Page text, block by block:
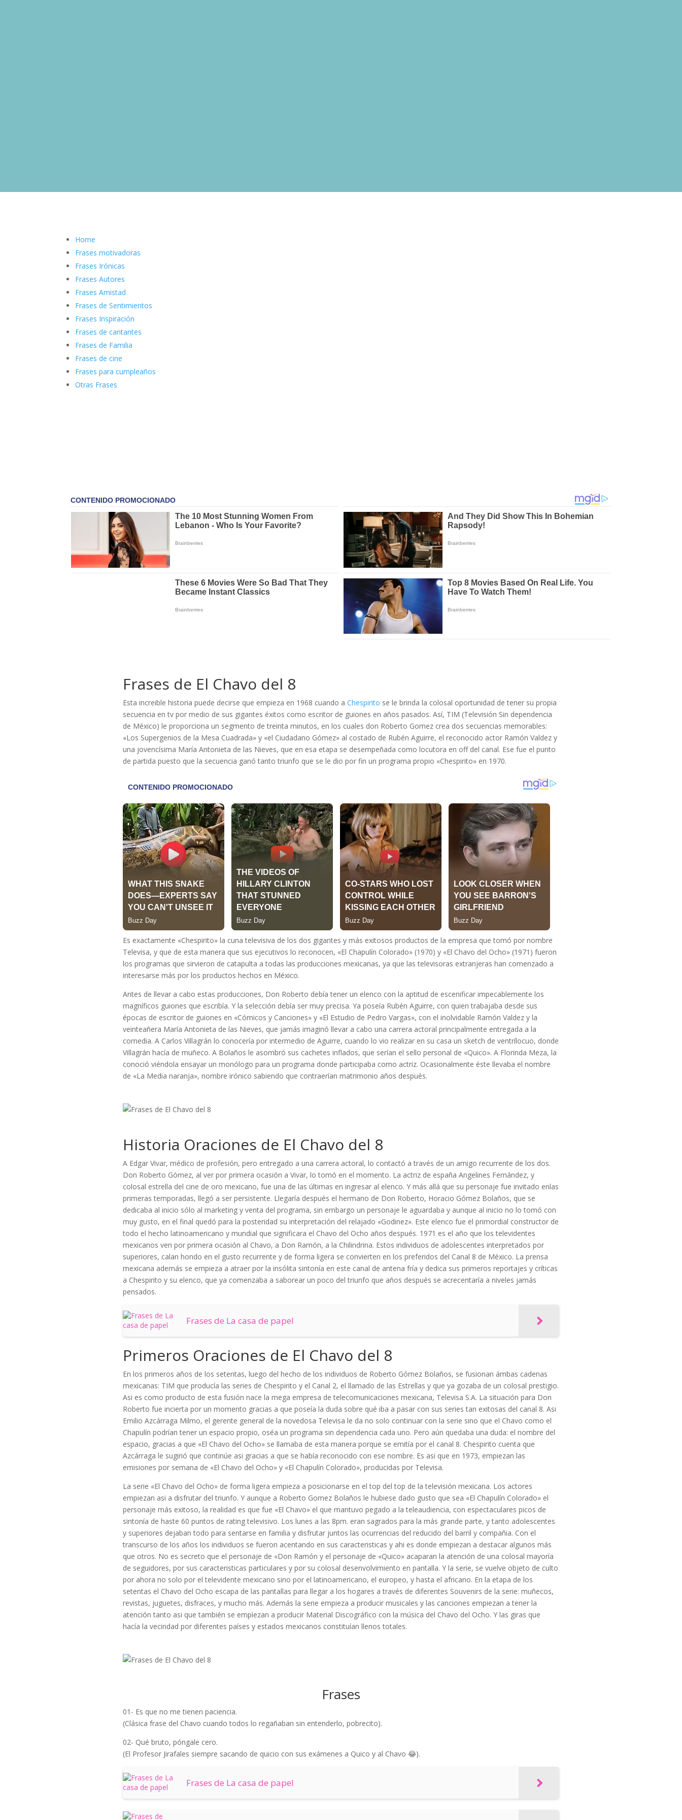
Home
Frases motivadoras
Frases Irónicas
Frases Autores
Frases Amistad
Frases de Sentimientos
Frases Inspiración
Frases de cantantes
Frases de Familia
Frases de cine
Frases para cumpleaños
Otras Frases
Frases de El Chavo del 8
Esta increible historia puede decirse que empieza en 1968 cuando a Chespirito se le brinda la colosal oportunidad de tener su propia
secuencia en tv por medio de sus gigantes éxitos como escritor de guiones en años pasados. Así, TIM (Televisión Sin dependencia
de México) le proporciona un segmento de treinta minutos, en los cuales don Roberto Gomez crea dos secuencias memorables:
«Los Supergenios de la Mesa Cuadrada» y «el Ciudadano Gómez» al costado de Rubén Aguirre, el reconocido actor Ramón Valdez y
una jovencísima María Antonieta de las Nieves, que en esa etapa se desempeñada como locutora en off del canal. Ese fue el punto
de partida puesto que la secuencia ganó tanto triunfo que se le dio por fin un programa propio «Chespirito» en 1970.
Es exactamente «Chespirito» la cuna televisiva de los dos gigantes y más exitosos productos de la empresa que tomó por nombre
Televisa, y que de esta manera que sus ejecutivos lo reconocen, «El Chapulín Colorado» (1970) y «El Chavo del Ocho» (1971) fueron
los programas que sirvieron de catapulta a todas las producciones mexicanas, ya que las televisoras extranjeras han comenzado a
interesarse más por los productos hechos en México.
Antes de llevar a cabo estas producciones, Don Roberto debía tener un elenco con la aptitud de escenificar impecablemente los
magníficos guiones que escribía. Y la selección debía ser muy precisa. Ya poseía Rubén Aguirre, con quien trabajaba desde sus
épocas de escritor de guiones en «Cómicos y Canciones» y «El Estudio de Pedro Vargas», con el inolvidable Ramón Valdez y la
veinteañera María Antonieta de las Nieves, que jamás imaginó llevar a cabo una carrera actoral principalmente entregada a la
comedia. A Carlos Villagrán lo conocería por intermedio de Aguirre, cuando lo vio realizar en su casa un sketch de ventrílocuo, donde
Villagrán hacía de muñeco. A Bolaños le asombró sus cachetes inflados, que serían el sello personal de «Quico». A Florinda Meza, la
conoció viéndola ensayar un monólogo para un programa donde participaba como actriz. Ocasionalmente éste llevaba el nombre
de «La Media naranja», nombre irónico sabiendo que contraerían matrimonio años después.
Historia Oraciones de El Chavo del 8
A Edgar Vivar, médico de profesión, pero entregado a una carrera actoral, lo contactó a través de un amigo recurrente de los dos.
Don Roberto Gómez, al ver por primera ocasión a Vivar, lo tomó en el momento. La actriz de españa Angelines Fernández, y
colosal estrella del cine de oro mexicano, fue una de las últimas en ingresar al elenco. Y más allá que su personaje fue invitado enlas
primeras temporadas, llegó a ser persistente. Llegaría después el hermano de Don Roberto, Horacio Gómez Bolaños, que se
dedicaba al inicio sólo al marketing y venta del programa, sin embargo un personaje le aguardaba y aunque al inicio no lo tomó con
muy gusto, en el final quedó para la posteridad su interpretación del relajado «Godinez». Este elenco fue el primordial constructor de
todo el hecho latinoamericano y mundial que significara el Chavo del Ocho años después. 1971 es el año que los televidentes
mexicanos ven por primera ocasión al Chavo, a Don Ramón, a la Chilindrina. Estos individuos de adolescentes interpretados por
superiores, calan hondo en el gusto recurrente y de forma ligera se convierten en los preferidos del Canal 8 de México. La prensa
mexicana además se empieza a atraer por la insólita sintonía en este canal de antena fría y dedica sus primeros reportajes y críticas
a Chespirito y su elenco, que ya comenzaba a saborear un poco del triunfo que años después se acrecentaría a niveles jamás
pensados.
Frases de La casa de papel
Primeros Oraciones de El Chavo del 8
En los primeros años de los setentas, luego del hecho de los individuos de Roberto Gómez Bolaños, se fusionan ámbas cadenas
mexicanas: TIM que producía las series de Chespirito y el Canal 2, el llamado de las Estrellas y que ya gozaba de un colosal prestigio.
Asi es como producto de esta fusión nace la mega empresa de telecomunicaciones mexicana, Televisa S.A. La situación para Don
Roberto fue incierta por un momento gracias a que poseía la duda sobre qué iba a pasar con sus series tan exitosas del canal 8. Asi
Emilio Azcárraga Milmo, el gerente general de la novedosa Televisa le da no solo continuar con la serie sino que el Chavo como el
Chapulín podrían tener un espacio propio, oséa un programa sin dependencia cada uno. Pero aún quedaba una duda: el nombre del
espacio, gracias a que «El Chavo del Ocho» se llamaba de esta manera porque se emitía por el canal 8. Chespirito cuenta que
Azcárraga le sugirió que continúe asi gracias a que se había reconocido con ese nombre. Es asi que en 1973, empiezan las
emisiones por semana de «El Chavo del Ocho» y «El Chapulín Colorado», producidas por Televisa.
La serie «El Chavo del Ocho» de forma ligera empieza a posicionarse en el top del top de la televisión mexicana. Los actores
empiezan asi a disfrutar del triunfo. Y aunque a Roberto Gomez Bolaños le hubiese dado gusto que sea «El Chapulín Colorado» el
personaje más exitoso, la realidad es que fue «El Chavo» el que mantuvo pegado a la teleaudiencia, con espectaculares picos de
sintonía de haste 60 puntos de rating televisivo. Los lunes a las 8pm. eran sagrados para la más grande parte, y tanto adolescentes
y superiores dejaban todo para sentarse en familia y disfrutar juntos las ocurrencias del reducido del barril y compañia. Con el
transcurso de los años los individuos se fueron acentando en sus caracteristicas y ahi es donde empiezan a destacar algunos más
que otros. No es secreto que el personaje de «Don Ramón y el personaje de «Quico» acaparan la atención de una colosal mayoría
de seguidores, por sus caracteristicas particulares y por su colosal desenvolvimiento en pantalla. Y la serie, se vuelve objeto de culto
por ahora no solo por el televidente mexicano sino por el latinoamericano, el europeo, y hasta el africano. En la etapa de los
setentas el Chavo del Ocho escapa de las pantallas para llegar a los hogares a través de diferentes Souvenirs de la serie: muñecos,
revistas, juguetes, disfraces, y mucho más. Además la serie empieza a producir musicales y las canciones empiezan a tener la
atención tanto asi que también se empìezan a producir Material Discográfico con la música del Chavo del Ocho. Y las giras que
hacía la vecindad por diferentes países y estados mexicanos constituían llenos totales.
Frases
01- Es que no me tienen paciencia.
(Clásica frase del Chavo cuando todos lo regañaban sin entenderlo, pobrecito).
02- Qué bruto, póngale cero.
(El Profesor Jirafales siempre sacando de quicio con sus exámenes a Quico y al Chavo 😂).
Frases de La casa de papel